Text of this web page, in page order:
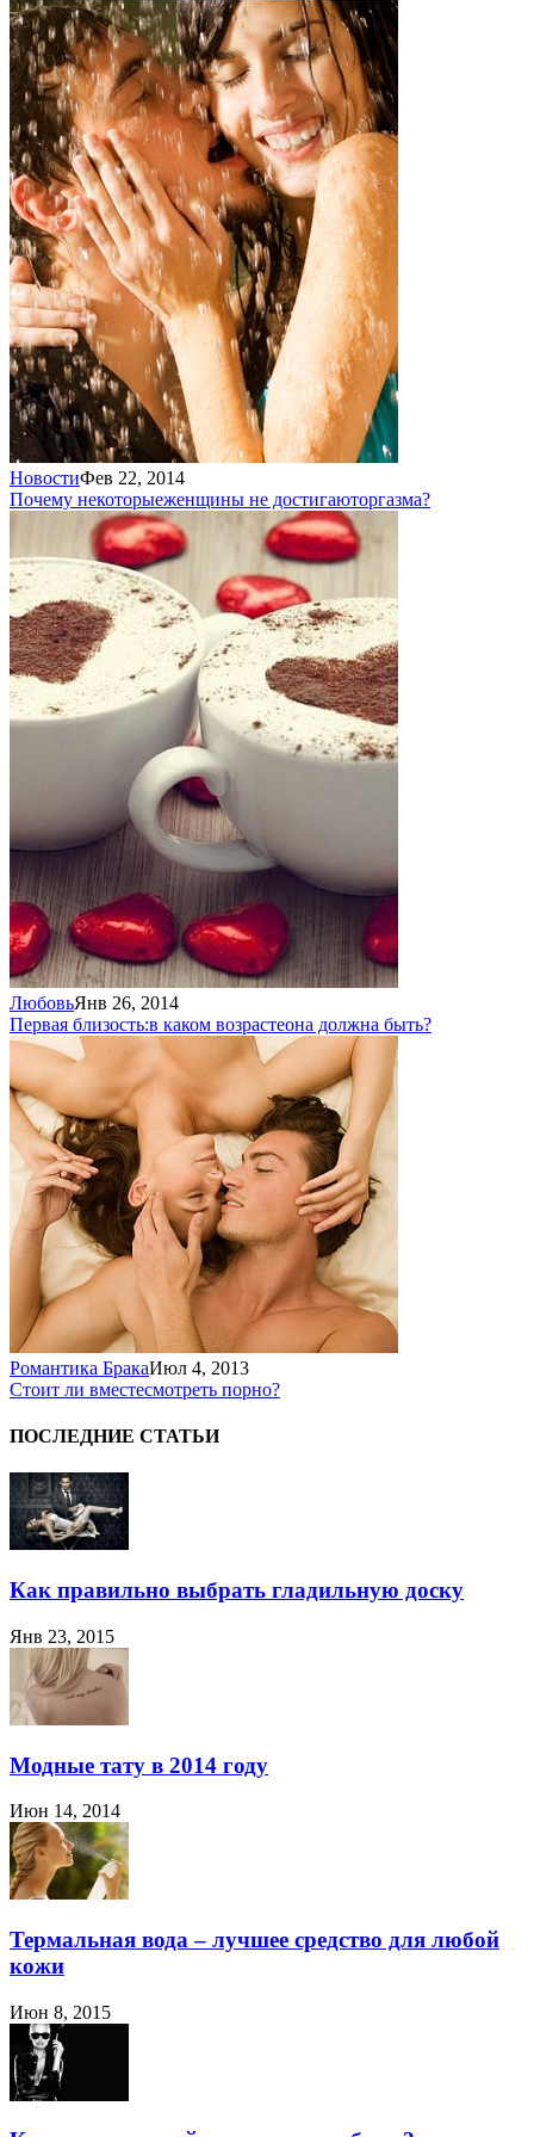
НовостиФев 22, 2014
Почему некоторыеженщины не достигаюторгазма?
ЛюбовьЯнв 26, 2014
Первая близость:в каком возрастеона должна быть?
Романтика БракаИюл 4, 2013
Стоит ли вместесмотреть порно?
ПОСЛЕДНИЕ СТАТЬИ
Как правильно выбрать гладильную доску
Янв 23, 2015
Модные тату в 2014 году
Июн 14, 2014
Термальная вода – лучшее средство для любой
кожи
Июн 8, 2015